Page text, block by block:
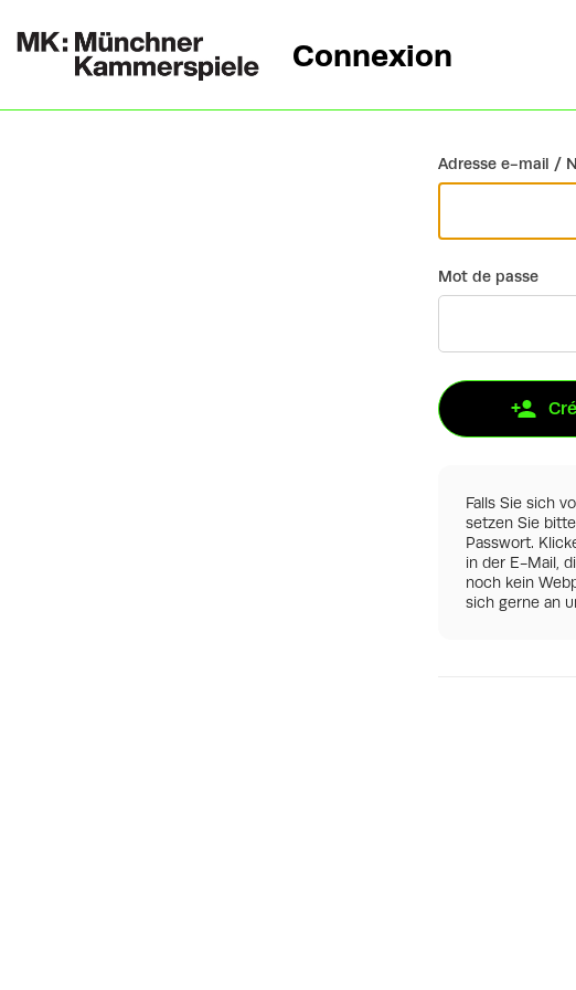
Retour
Connexion
Adresse e-mail /
Mot de passe
Falls Sie sich
setzen Sie
Passwort.
in der E-Mail,
noch kein
sich gerne an